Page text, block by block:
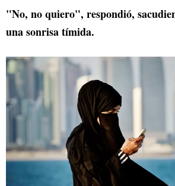
"No, no quiero", respondió,
una sonrisa tímida.